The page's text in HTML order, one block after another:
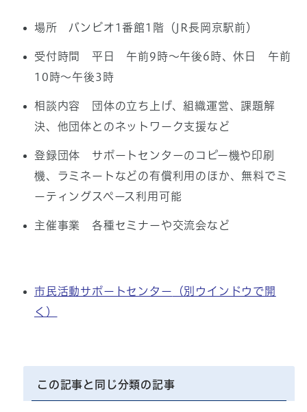
場所 バンビオ1番館1階（JR長岡京駅前）
受付時間 平日 午前9時～午後6時、休日 午前
10時～午後3時
相談内容 団体の立ち上げ、組織運営、課題解
決、他団体とのネットワーク支援など
登録団体 サポートセンターのコピー機や印刷
機、ラミネートなどの有償利用のほか、無料でミ
ーティングスペース利用可能
主催事業 各種セミナーや交流会など
市民活動サポートセンター （別ウインドウで開
く）
この記事と同じ分類の記事